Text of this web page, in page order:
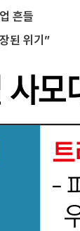
흔들
된 위기”